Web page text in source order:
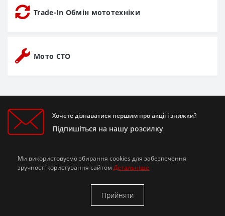
Trade-In Обмін мототехніки
Мото СТО
Хочете дізнаватися першим про акції і знижки?
Підпишіться на нашу розсилку
Підписатися
Ми використовуємо збирання cookies для забезпечення
зручності користування сайтом Детальніше
Прийняти